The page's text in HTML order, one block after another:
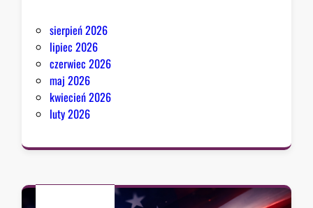
sierpień 2026
lipiec 2026
czerwiec 2026
maj 2026
kwiecień 2026
luty 2026